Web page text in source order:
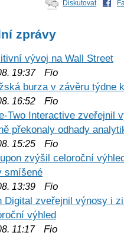
Diskutovat
zprávy
vývoj na Wall Street
19:37Fio
burza v závěru týdne
16:52 Fio
Two Interactive zveřejnil
překonaly odhady
15:25 Fio
zvýšil celoroční
smíšené
13:39 Fio
Digital zveřejnil výnosy i
výhled
11:17Fio